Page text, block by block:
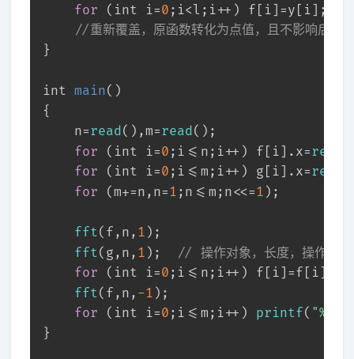
for ( int i=0 ;i<l;i++) f[i]=y[i];
//重新覆盖，原函数转化为点值，且不影响后续
}
int main()
{
	n=
read(),m=read();
for ( int i=0 ;i<=n;i++) f[i].x=read
for ( int i=0 ;i<=m;i++) g[i].x=read
for (m+=n,n=1 ;n<=m;n<<=1 );
fft(f,n, 1 );
fft(g,n, 1 ); // 操作对象，长度，操作参数
for ( int i=0 ;i<=n;i++)
fft(f,n, -1 );
for ( int i=0 ;i<=m;i++) printf( "%d "
}